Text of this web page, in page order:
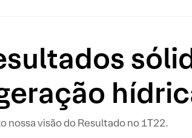
nossa visão do Resultado no 1T22.